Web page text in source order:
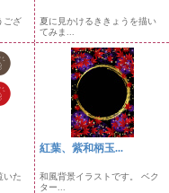
ござ
夏に見かけるききょうを描い
てみま...
いた
紅葉、紫和柄玉...
和風背景イラストです。 ベク
ター...